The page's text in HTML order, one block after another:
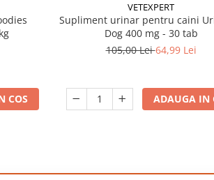
COS
VETEXPERT
Supliment urinar pentru caini
Dog 400 mg - 30 tab
105,00 Lei64,99 Lei
ADAUGA IN